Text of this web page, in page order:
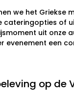
we het Griekse
cateringopties of
uit onze
evenement een
op de